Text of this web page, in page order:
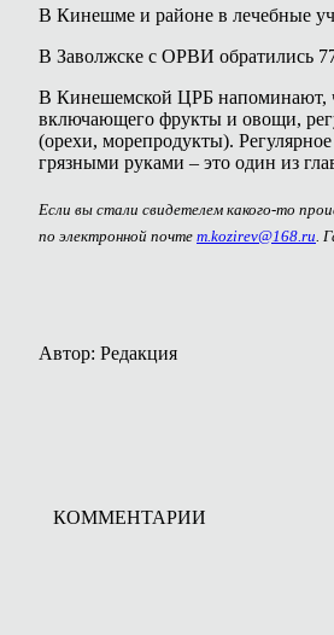
В Кинешме и районе в лечебные
В Заволжске с ОРВИ обратились 77
В Кинешемской ЦРБ напоминают,
включающего фрукты и овощи,
(орехи, морепродукты).
грязными руками – это один из
Если вы стали свидетелем какого-то
по электронной почте m.kozirev@168.ru.
Автор: Редакция
КОММЕНТАРИИ